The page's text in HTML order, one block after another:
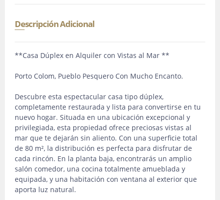
Descripción Adicional
**Casa Dúplex en Alquiler con Vistas al Mar **
Porto Colom, Pueblo Pesquero Con Mucho Encanto.
Descubre esta espectacular casa tipo dúplex,
completamente restaurada y lista para convertirse en tu
nuevo hogar. Situada en una ubicación excepcional y
privilegiada, esta propiedad ofrece preciosas vistas al
mar que te dejarán sin aliento. Con una superficie total
de 80 m², la distribución es perfecta para disfrutar de
cada rincón. En la planta baja, encontrarás un amplio
salón comedor, una cocina totalmente amueblada y
equipada, y una habitación con ventana al exterior que
aporta luz natural.